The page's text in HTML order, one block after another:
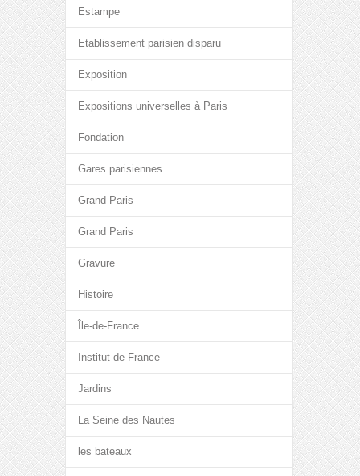
Estampe
Etablissement parisien disparu
Exposition
Expositions universelles à Paris
Fondation
Gares parisiennes
Grand Paris
Grand Paris
Gravure
Histoire
Île-de-France
Institut de France
Jardins
La Seine des Nautes
les bateaux